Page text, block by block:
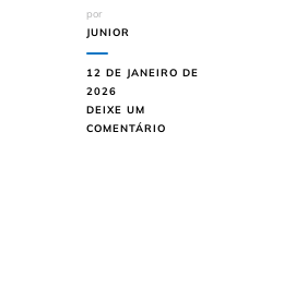
por
JUNIOR
12 DE JANEIRO DE
2026
DEIXE UM
COMENTÁRIO